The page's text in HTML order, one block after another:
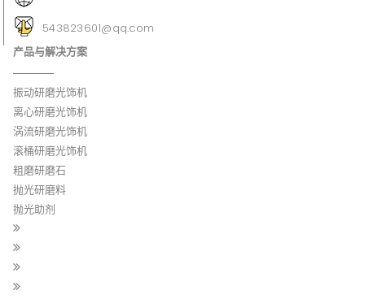
543823601@qq.com
产品与解决方案
振动研磨光饰机
离心研磨光饰机
涡流研磨光饰机
滚桶研磨光饰机
粗磨研磨石
抛光研磨料
抛光助剂